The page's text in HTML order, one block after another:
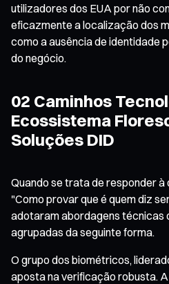
utilizadores dos EUA por não
eficazmente a localização dos
como a ausência de identidade
do negócio.
02 Caminhos
Ecossistema
Soluções DID
Quando se trata de responder
"Como provar que é quem diz
adotaram abordagens técnicas
agrupadas da seguinte forma.
O grupo dos biométricos,
aposta na verificação robusta.